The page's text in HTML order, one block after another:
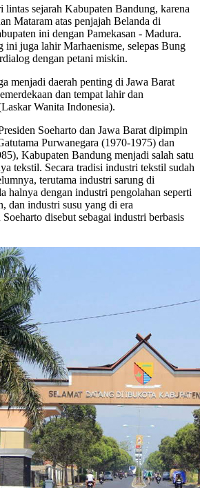
sejarah Kabupaten Bandung, karena
Mataram atas penjajah Belanda di
ini dengan Pamekasan - Madura.
ini juga lahir Marhaenisme, selepas Bung
dengan petani miskin.
menjadi daerah penting di Jawa Barat
dan tempat lahir dan
Wanita Indonesia).
Soeharto dan Jawa Barat dipimpin
Purwanegara (1970-1975) dan
Kabupaten Bandung menjadi salah satu
tekstil. Secara tradisi industri tekstil sudah
terutama industri sarung di
halnya dengan industri pengolahan seperti
dan industri susu yang di era
disebut sebagai industri berbasis